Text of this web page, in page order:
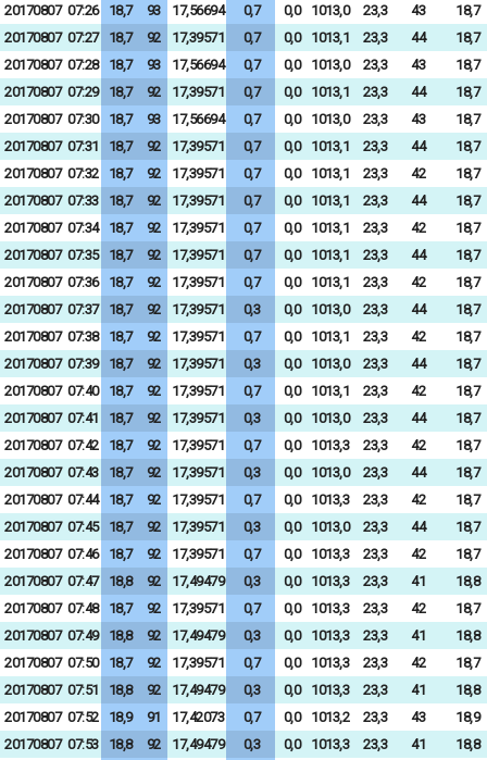
20170807 07:26 18,7 93 17,56694 0,7 0,0 1013,0 23,3 43
18,7
20170807 07:27 18,7 92 17,39571 0,7 0,0 1013,1 23,3 44
18,7
20170807 07:28 18,7 93 17,56694 0,7 0,0 1013,0 23,3 43
18,7
20170807 07:29 18,7 92 17,39571 0,7 0,0 1013,1 23,3 44
18,7
20170807 07:30 18,7 93 17,56694 0,7 0,0 1013,0 23,3 43
18,7
20170807 07:31 18,7 92 17,39571 0,7 0,0 1013,1 23,3 44
18,7
20170807 07:32 18,7 92 17,39571 0,7 0,0 1013,1 23,3 42
18,7
20170807 07:33 18,7 92 17,39571 0,7 0,0 1013,1 23,3 44
18,7
20170807 07:34 18,7 92 17,39571 0,7 0,0 1013,1 23,3 42
18,7
20170807 07:35 18,7 92 17,39571 0,7 0,0 1013,1 23,3 44
18,7
20170807 07:36 18,7 92 17,39571 0,7 0,0 1013,1 23,3 42
18,7
20170807 07:37 18,7 92 17,39571 0,3 0,0 1013,0 23,3 44
18,7
20170807 07:38 18,7 92 17,39571 0,7 0,0 1013,1 23,3 42
18,7
20170807 07:39 18,7 92 17,39571 0,3 0,0 1013,0 23,3 44
18,7
20170807 07:40 18,7 92 17,39571 0,7 0,0 1013,1 23,3 42
18,7
20170807 07:41 18,7 92 17,39571 0,3 0,0 1013,0 23,3 44
18,7
20170807 07:42 18,7 92 17,39571 0,7 0,0 1013,3 23,3 42
18,7
20170807 07:43 18,7 92 17,39571 0,3 0,0 1013,0 23,3 44
18,7
20170807 07:44 18,7 92 17,39571 0,7 0,0 1013,3 23,3 42
18,7
20170807 07:45 18,7 92 17,39571 0,3 0,0 1013,0 23,3 44
18,7
20170807 07:46 18,7 92 17,39571 0,7 0,0 1013,3 23,3 42
18,7
20170807 07:47 18,8 92 17,49479 0,3 0,0 1013,3 23,3 41
18,8
20170807 07:48 18,7 92 17,39571 0,7 0,0 1013,3 23,3 42
18,7
20170807 07:49 18,8 92 17,49479 0,3 0,0 1013,3 23,3 41
18,8
20170807 07:50 18,7 92 17,39571 0,7 0,0 1013,3 23,3 42
18,7
20170807 07:51 18,8 92 17,49479 0,3 0,0 1013,3 23,3 41
18,8
20170807 07:52 18,9 91 17,42073 0,7 0,0 1013,2 23,3 43
18,9
20170807 07:53 18,8 92 17,49479 0,3 0,0 1013,3 23,3 41
18,8